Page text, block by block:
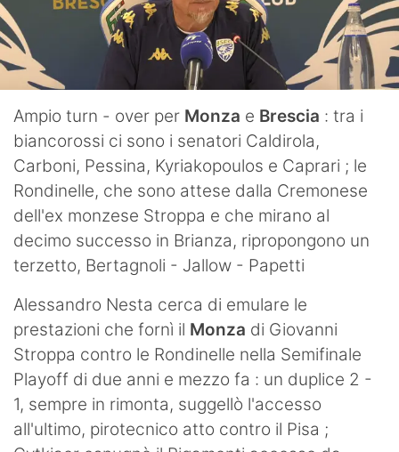
Ampio turn - over per Monza e Brescia : tra i
biancorossi ci sono i senatori Caldirola,
Carboni, Pessina, Kyriakopoulos e Caprari ; le
Rondinelle, che sono attese dalla Cremonese
dell'ex monzese Stroppa e che mirano al
decimo successo in Brianza, ripropongono un
terzetto, Bertagnoli - Jallow - Papetti
Alessandro Nesta cerca di emulare le
prestazioni che fornì il Monza di Giovanni
Stroppa contro le Rondinelle nella Semifinale
Playoff di due anni e mezzo fa : un duplice 2 -
1, sempre in rimonta, suggellò l'accesso
all'ultimo, pirotecnico atto contro il Pisa ;